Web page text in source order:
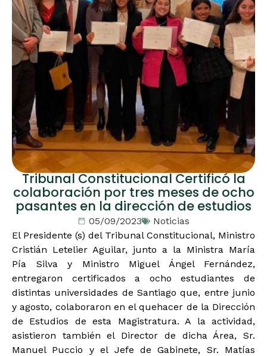
Tribunal Constitucional Certificó la
colaboración por tres meses de ocho
pasantes en la dirección de estudios
05/09/2023
Noticias
El Presidente (s) del Tribunal Constitucional, Ministro
Cristián Letelier Aguilar, junto a la Ministra María
Pía Silva y Ministro Miguel Ángel Fernández,
entregaron certificados a ocho estudiantes de
distintas universidades de Santiago que, entre junio
y agosto, colaboraron en el quehacer de la Dirección
de Estudios de esta Magistratura. A la actividad,
asistieron también el Director de dicha Área, Sr.
Manuel Puccio y el Jefe de Gabinete, Sr. Matías